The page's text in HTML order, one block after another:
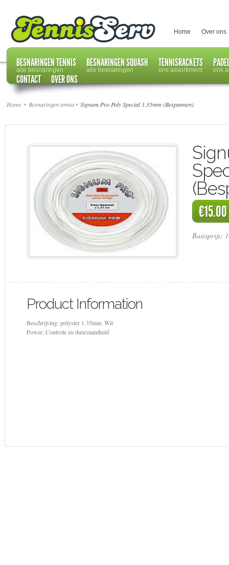
Home Over ons
BESNARINGEN TENNIS
alle besnaringen
BESNARINGEN SQUASH
alle besnaringen
TENNISRACKETS
ons assortiment ons
CONTACT OVER ONS
Home Besnaringen tennis Signum Pro Poly Special 1.35mm (Bespannen)
€15.00
Basisprijs:
Product Information
Beschrijving: polyster 1.35mm. Wit
Power, Controle en duurzaamheid